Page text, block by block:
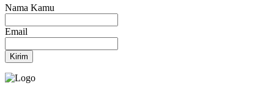
Nama Kamu
Email
Kirim